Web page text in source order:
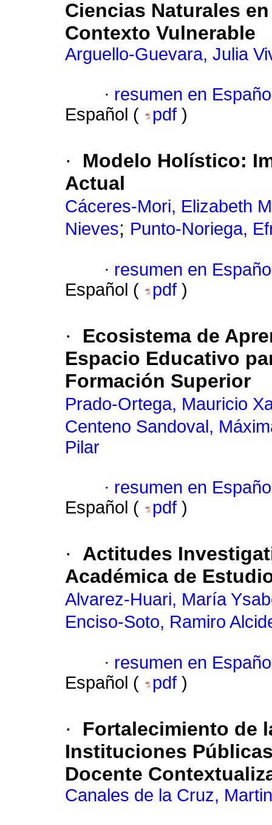
Ciencias Naturales
Contexto Vulnerable
Arguello-Guevara, Julia
· resumen en
Español (
pdf )
·
Modelo Holístico:
Actual
Cáceres-Mori, Elizabeth
Nieves; Punto-Noriega,
· resumen en
Español (
pdf )
·
Ecosistema de
Espacio Educativo
Formación Superior
Prado-Ortega, Mauricio
Centeno Sandoval,
Pilar
· resumen en
Español (
pdf )
·
Actitudes
Académica de
Alvarez-Huari, María
Enciso-Soto, Ramiro
· resumen en
Español (
pdf )
·
Fortalecimiento de
Instituciones
Docente
Canales de la Cruz,